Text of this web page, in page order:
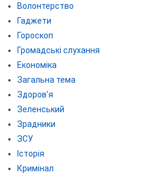
Волонтерство
Гаджети
Гороскоп
Громадські слухання
Економіка
Загальна тема
Здоров'я
Зеленський
Зрадники
ЗСУ
Історія
Кримінал